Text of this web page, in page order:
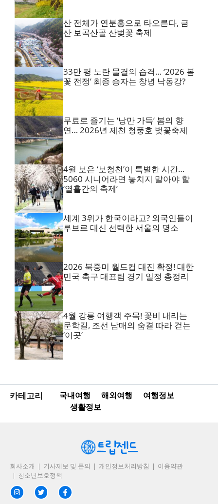
산 전체가 연분홍으로 타오른다, 금
산 보곡산골 산벚꽃 축제
33만 평 노란 물결의 습격… ‘2026 봄
꽃 전쟁’ 최종 승자는 창녕 낙동강?
무료로 즐기는 ‘낭만 가득’ 봄의 향
연… 2026년 제천 청풍호 벚꽃축제
4월 보은 ‘보청천’이 특별한 시간…
5060 시니어라면 놓치지 말아야 할
‘열흘간의 축제’
세계 3위가 한국이라고? 외국인들이
루브르 대신 선택한 서울의 명소
2026 북중미 월드컵 대진 확정! 대한
민국 축구 대표팀 경기 일정 총정리
4월 강릉 여행객 주목! 꽃비 내리는
문학길, 조선 남매의 숨결 따라 걷는
‘이곳’
카테고리 국내여행 해외여행
여행정보
생활정보
회사소개 기사제보 및 문의 개인정보처리방침
이용약관
청소년보호정책